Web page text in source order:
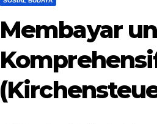
Membayar